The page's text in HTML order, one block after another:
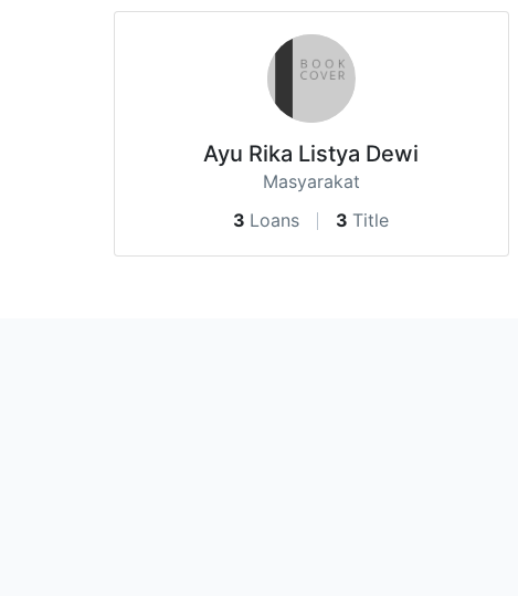
Ayu Rika Listya Dewi
Masyarakat
3 Loans 3 Title